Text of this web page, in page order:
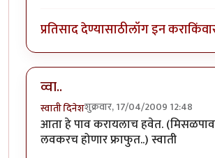
प्रतिसाद देण्यासाठीलॉग इन कराकिंवा
व्वा..
स्वाती दिनेशशुक्रवार, 17/04/2009 12:48
आता हे पाव करायलाच हवेत.
लवकरच होणार फ्राफुत..) स्वाती